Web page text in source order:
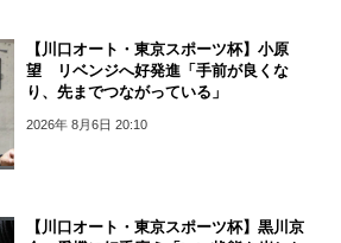
【川口オート・東京スポーツ杯】小原
望 リベンジへ好発進「手前が良くな
り、先までつながっている」
2026年 8月6日 20:10
【川口オート・東京スポーツ杯】黒川京